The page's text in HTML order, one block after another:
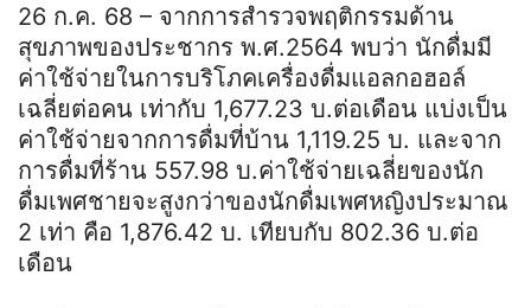
26 ก.ค. 68 – จากการสำรวจพฤติกรรมด้าน
สุขภาพของประชากร พ.ศ.2564 พบว่า นักดื่มมี
ค่าใช้จ่ายในการบริโภคเครื่องดื่มแอลกอฮอล์
เฉลี่ยต่อคน เท่ากับ 1,677.23 บ.ต่อเดือน แบ่งเป็น
ค่าใช้จ่ายจากการดื่มที่บ้าน 1,119.25 บ. และจาก
การดื่มที่ร้าน 557.98 บ.ค่าใช้จ่ายเฉลี่ยของนัก
ดื่มเพศชายจะสูงกว่าของนักดื่มเพศหญิงประมาณ
2 เท่า คือ 1,876.42 บ. เทียบกับ 802.36 บ.ต่อ
เดือน